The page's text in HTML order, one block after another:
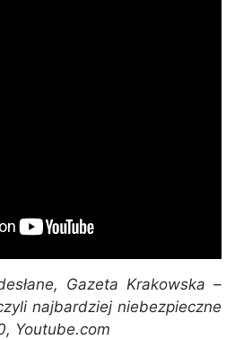
Gazeta Krakowska –
najbardziej niebezpieczne
Youtube.com